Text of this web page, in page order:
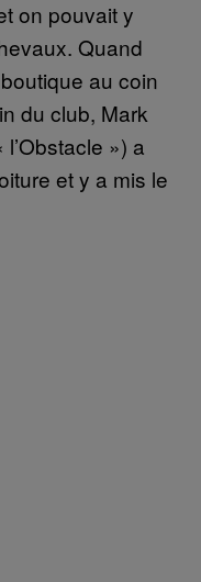
on pouvait y
Quand
au coin
du club, Mark
») a
et y a mis le